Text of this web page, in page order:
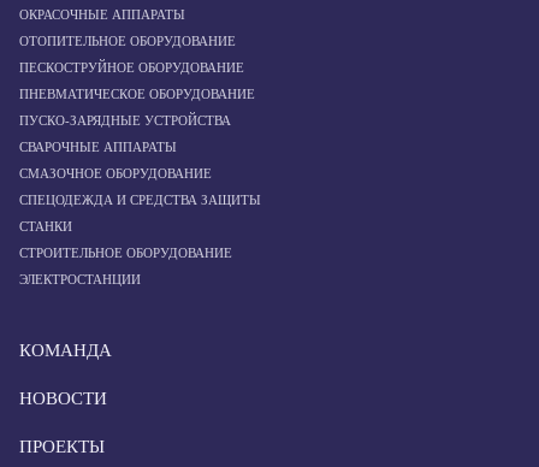
ОКРАСОЧНЫЕ АППАРАТЫ
ОТОПИТЕЛЬНОЕ ОБОРУДОВАНИЕ
ПЕСКОСТРУЙНОЕ ОБОРУДОВАНИЕ
ПНЕВМАТИЧЕСКОЕ ОБОРУДОВАНИЕ
ПУСКО-ЗАРЯДНЫЕ УСТРОЙСТВА
СВАРОЧНЫЕ АППАРАТЫ
СМАЗОЧНОЕ ОБОРУДОВАНИЕ
СПЕЦОДЕЖДА И СРЕДСТВА ЗАЩИТЫ
СТАНКИ
СТРОИТЕЛЬНОЕ ОБОРУДОВАНИЕ
ЭЛЕКТРОСТАНЦИИ
КОМАНДА
НОВОСТИ
ПРОЕКТЫ